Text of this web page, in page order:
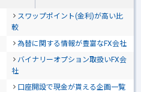
スワップポイント(金利)が高い比
較
為替に関する情報が豊富なFX会社
バイナリーオプション取扱いFX会
社
口座開設で現金が貰える企画一覧